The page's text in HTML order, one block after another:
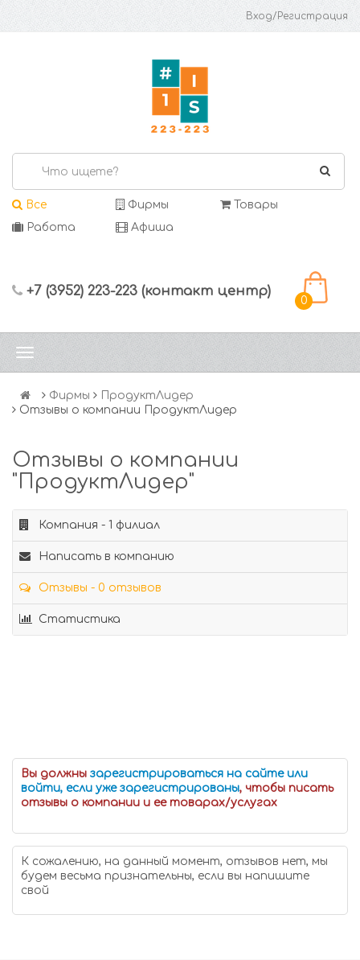
Вход/Регистрация
Все Фирмы
Товары
Работа
Афиша
+7 (3952) 223-223 (контакт центр)
0
Фирмы
ПродуктЛидер
Отзывы о компании ПродуктЛидер
Отзывы о компании
"ПродуктЛидер"
Компания - 1 филиал
Написать в компанию
Отзывы - 0 отзывов
Статистика
Вы должны зарегистрироваться на сайте или
войти, если уже зарегистрированы, чтобы писать
отзывы о компании и ее товарах/услугах
К сожалению, на данный момент, отзывов нет, мы
будем весьма признательны, если вы напишите
свой